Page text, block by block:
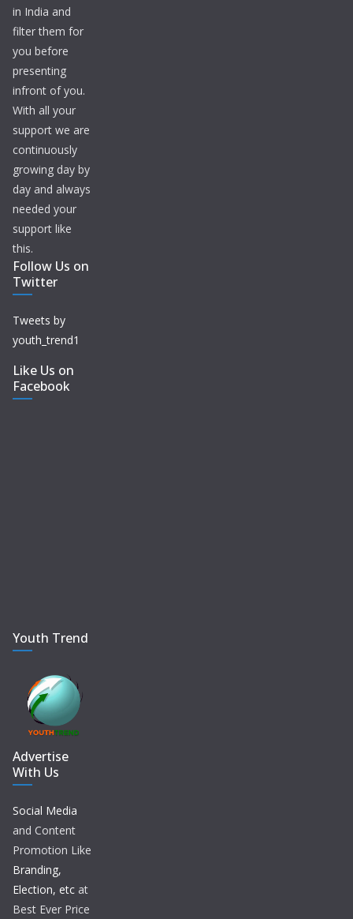
in India and
filter them for
you before
presenting
infront of you.
With all your
support we are
continuously
growing day by
day and always
needed your
support like
this.
Follow Us on
Twitter
Tweets by
youth_trend1
Like Us on
Facebook
Youth Trend
Advertise
With Us
Social Media
and Content
Promotion Like
Branding,
Election, etc at
Best Ever Price